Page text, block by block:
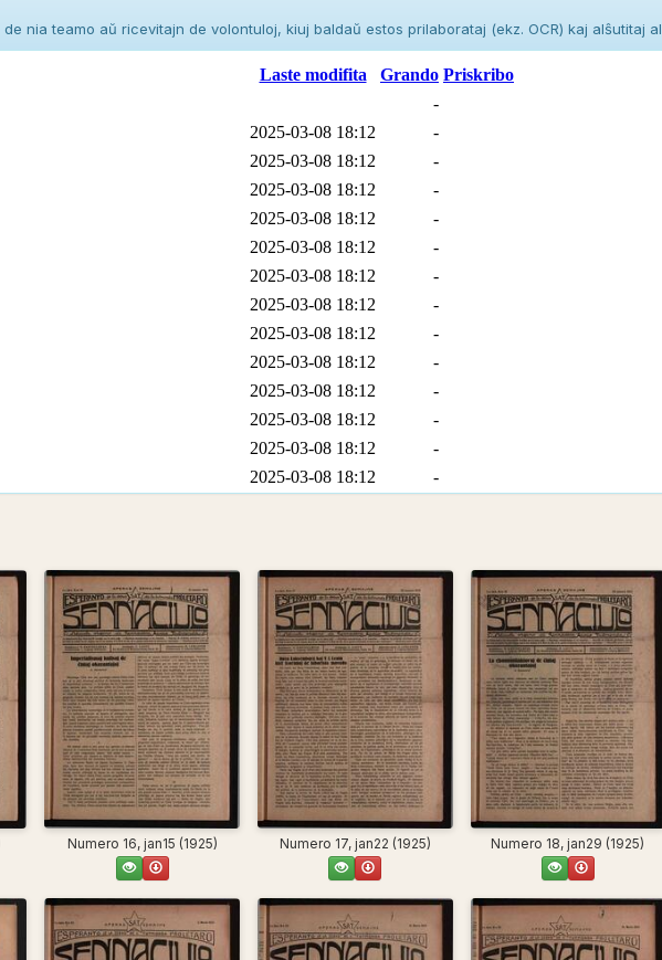
nia teamo aŭ ricevitajn de volontuloj, kiuj baldaŭ estos prilaborataj (ekz. OCR) kaj alŝutitaj
Numero 16, jan15 (1925) Numero 17, jan22 (1925) Numero 18, jan29 (1925)